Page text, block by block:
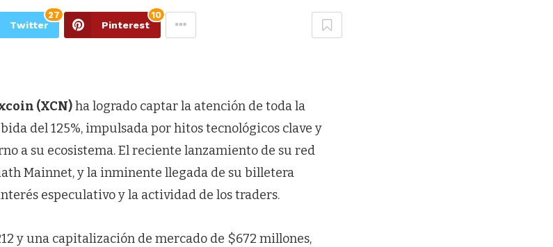
Twitter
27
Pinterest
10
(XCN)ha logrado captar la atención de toda la
del 125%, impulsada por hitos tecnológicos clave y
a su ecosistema. El reciente lanzamiento de su red
Mainnet, y la inminente llegada de su billetera
especulativo y la actividad de los traders.
y una capitalización de mercado de $672 millones,